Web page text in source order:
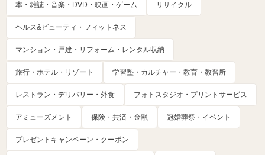
本・雑誌・音楽・DVD・映画・ゲーム リサイクル
ヘルス&ビューティ・フィットネス
マンション・戸建・リフォーム・レンタル収納
旅行・ホテル・リゾート 学習塾・カルチャー・教育・教習所
レストラン・デリバリー・外食 フォトスタジオ・プリントサービス
アミューズメント 保険・共済・金融 冠婚葬祭・イベント
プレゼントキャンペーン・クーポン